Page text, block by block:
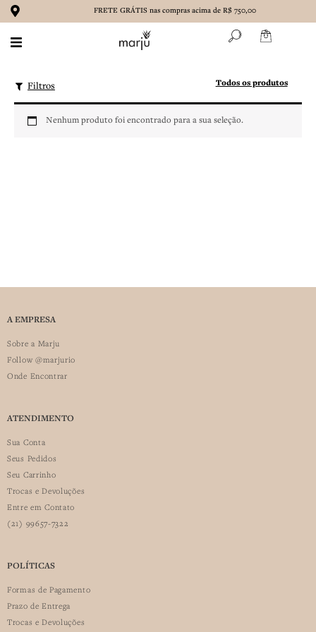
para
FRETE GRÁTIS nas compras acima de R$ 750,00
Filtros Todos os produtos
Nenhum produto foi encontrado para a sua seleção.
A EMPRESA
Sobre a Marju
Follow @marjurio
Onde Encontrar
ATENDIMENTO
Sua Conta
Seus Pedidos
Seu Carrinho
Trocas e Devoluções
Entre em Contato
(21) 99657-7322
POLÍTICAS
Formas de Pagamento
Prazo de Entrega
Trocas e Devoluções